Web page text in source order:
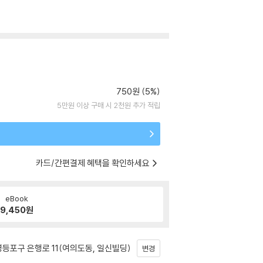
750원 (5%)
5만원 이상 구매 시 2천원 추가 적립
카드/간편결제 혜택을 확인하세요
eBook
9,450원
포구 은행로 11(여의도동, 일신빌딩) 변경